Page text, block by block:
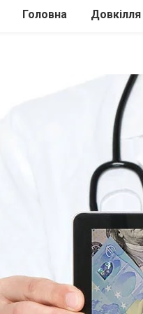
Головна Довкілля
Подорожі